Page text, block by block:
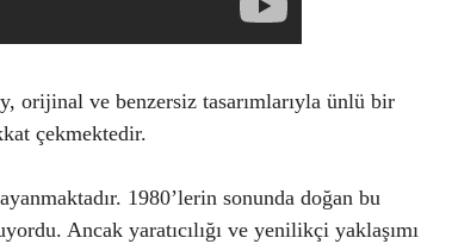
orijinal ve benzersiz tasarımlarıyla ünlü bir
çekmektedir.
1980’lerin sonunda doğan bu
Ancak yaratıcılığı ve yenilikçi yaklaşımı